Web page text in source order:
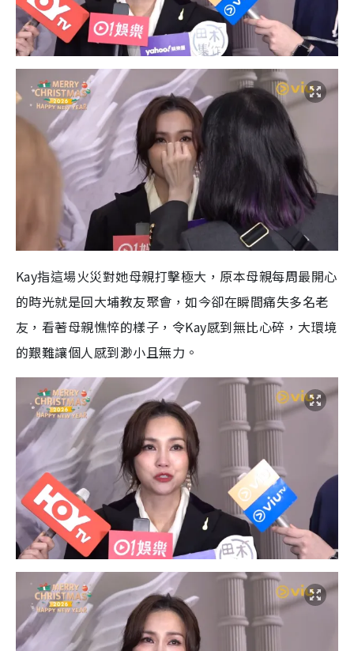
Kay指這場火災對她母親打擊極大，原本母親每周最開心
的時光就是回大埔教友聚會，如今卻在瞬間痛失多名老
友，看著母親憔悴的樣子，令Kay感到無比心碎，大環境
的艱難讓個人感到渺小且無力。